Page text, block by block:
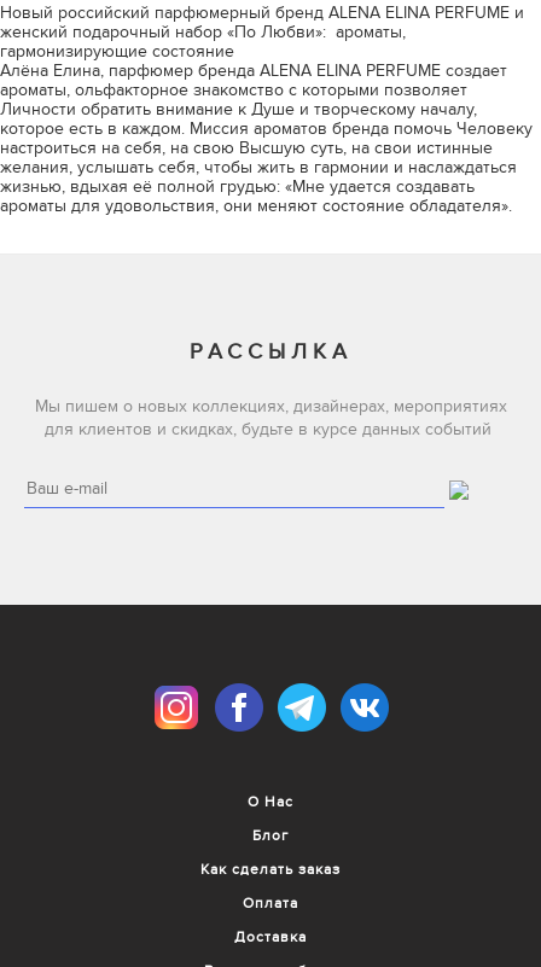
Новый российский парфюмерный бренд ALENA ELINA PERFUME и
женский подарочный набор «По Любви»: ароматы,
гармонизирующие состояние
Алёна Елина, парфюмер бренда ALENA ELINA PERFUME создает
ароматы, ольфакторное знакомство с которыми позволяет
Личности обратить внимание к Душе и творческому началу,
которое есть в каждом. Миссия ароматов бренда помочь Человеку
настроиться на себя, на свою Высшую суть, на свои истинные
желания, услышать себя, чтобы жить в гармонии и наслаждаться
жизнью, вдыхая её полной грудью: «Мне удается создавать
ароматы для удовольствия, они меняют состояние обладателя».
РАССЫЛКА
Мы пишем о новых коллекциях, дизайнерах, мероприятиях
для клиентов и скидках, будьте в курсе данных событий
О Нас
Блог
Как сделать заказ
Оплата
Доставка